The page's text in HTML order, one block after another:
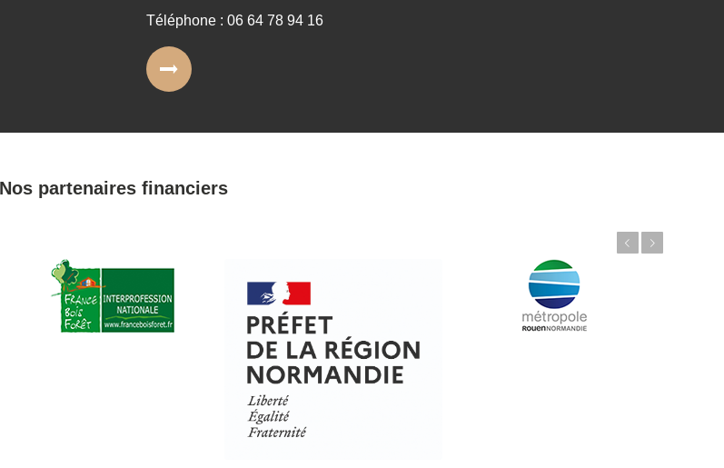
Téléphone : 06 64 78 94 16
Nos partenaires financiers